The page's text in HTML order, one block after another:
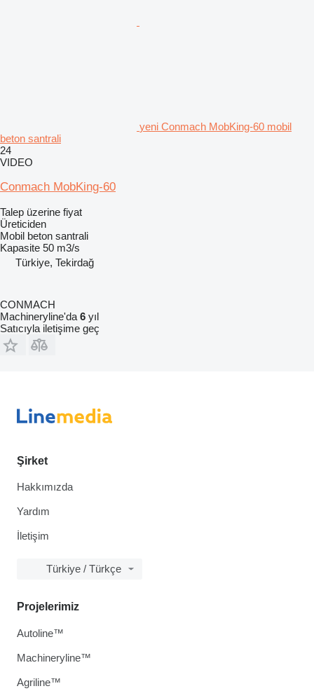
yeni Conmach MobKing-60 mobil
beton santrali
24
VIDEO
Conmach MobKing-60
Talep üzerine fiyat
Üreticiden
Mobil beton santrali
Kapasite 50 m3/s
Türkiye, Tekirdağ
CONMACH
Machineryline'da 6 yıl
Satıcıyla iletişime geç
Şirket
Hakkımızda
Yardım
İletişim
Türkiye / Türkçe
Projelerimiz
Autoline™
Machineryline™
Agriline™